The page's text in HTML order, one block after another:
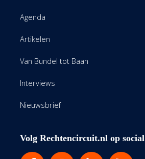
Agenda
Artikelen
Van Bundel tot Baan
Interviews
Nieuwsbrief
Volg Rechtencircuit.nl op